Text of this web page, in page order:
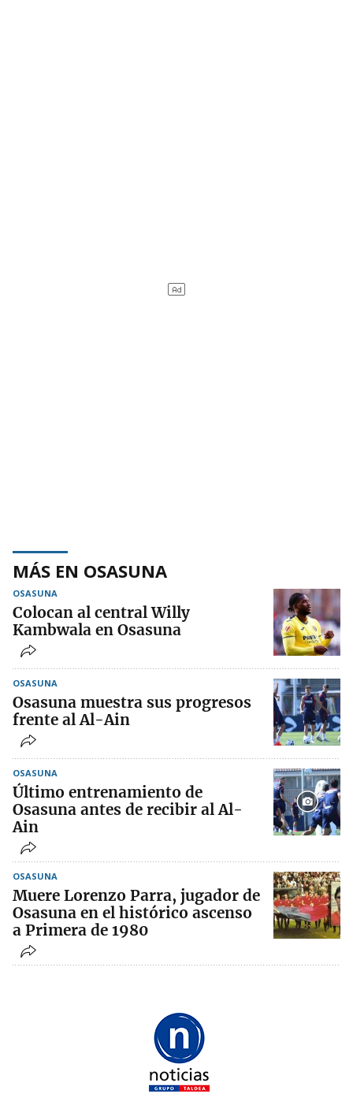
MÁS EN OSASUNA
OSASUNA
Colocan al central Willy
Kambwala en Osasuna
OSASUNA
Osasuna muestra sus progresos
frente al Al-Ain
OSASUNA
Último entrenamiento de
Osasuna antes de recibir al Al-
Ain
OSASUNA
Muere Lorenzo Parra, jugador de
Osasuna en el histórico ascenso
a Primera de 1980